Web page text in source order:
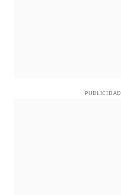
PUBLICIDAD